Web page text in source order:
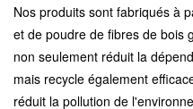
Nos produits sont fabriqués à
et de poudre de fibres de bois
non seulement réduit la
mais recycle également
réduit la pollution de